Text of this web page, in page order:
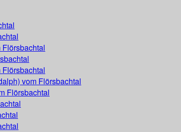
vom Flörsbachtal
Flörsbachtal